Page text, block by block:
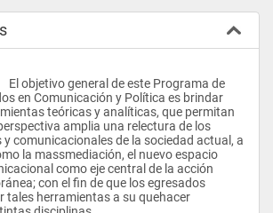
en Comunicación y Política es brindar
teóricas y analíticas, que permitan
amplia una relectura de los
comunicacionales de la sociedad actual, a
la massmediación, el nuevo espacio
como eje central de la acción
con el fin de que los egresados
tales herramientas a su quehacer